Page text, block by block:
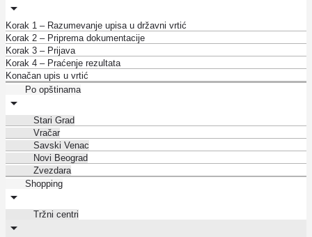
Korak 1 – Razumevanje upisa u državni vrtić
Korak 2 – Priprema dokumentacije
Korak 3 – Prijava
Korak 4 – Praćenje rezultata
Konačan upis u vrtić
Po opštinama
Stari Grad
Vračar
Savski Venac
Novi Beograd
Zvezdara
Shopping
Tržni centri